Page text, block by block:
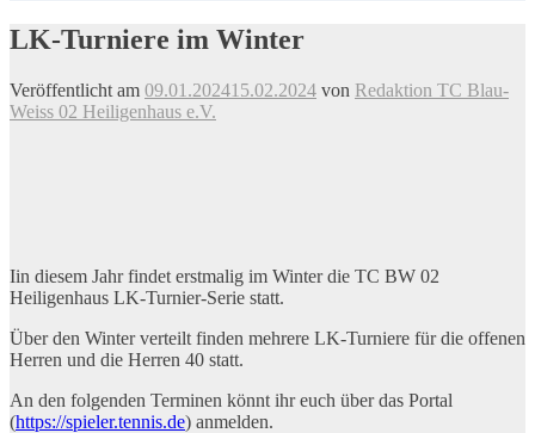
LK-Turniere im Winter
Veröffentlicht am 09.01.202415.02.2024 von Redaktion TC Blau-
Weiss 02 Heiligenhaus e.V.
Iin diesem Jahr findet erstmalig im Winter die TC BW 02
Heiligenhaus LK-Turnier-Serie statt.
Über den Winter verteilt finden mehrere LK-Turniere für die offenen
Herren und die Herren 40 statt.
An den folgenden Terminen könnt ihr euch über das Portal
(https://spieler.tennis.de) anmelden.